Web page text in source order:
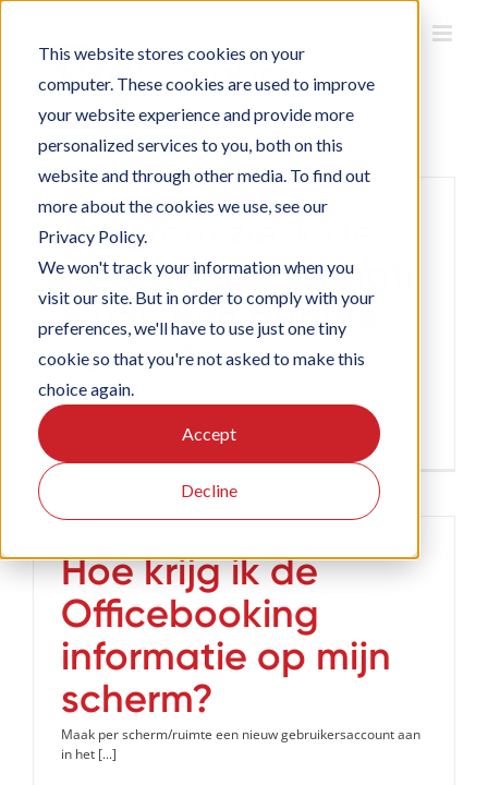
This website stores cookies on your
computer. These cookies are used to improve
your website experience and provide more
personalized services to you, both on this
website and through other media. To find out
more about the cookies we use, see our
Privacy Policy.
We won't track your information when you
visit our site. But in order to comply with your
preferences, we'll have to use just one tiny
cookie so that you're not asked to make this
choice again.
Accept
Decline
Ga
inhoud
Ruimte informatie voor wayfinding, kiosk en vergadercentra.
Waarom zie ik de
bezettingsinformati
e van een andere
ruimte?
Elke ruimte waarvoor bezettingsinformatie wordt getoond
Hoe krijg ik de
Officebooking
informatie op mijn
scherm?
Maak per scherm/ruimte een nieuw gebruikersaccount aan
in het [...]